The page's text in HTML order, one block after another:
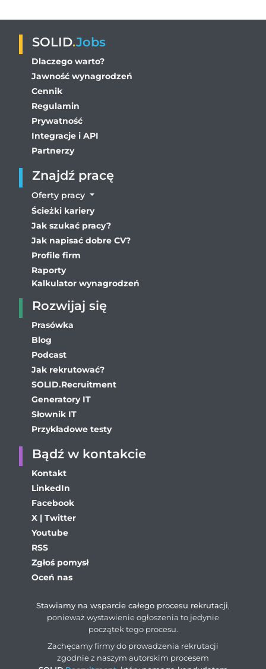
SOLID.Jobs
Dlaczego warto?
Jawność wynagrodzeń
Cennik
Regulamin
Prywatność
Integracje i API
Partnerzy
Znajdź pracę
Oferty pracy
Ścieżki kariery
Jak szukać pracy?
Jak napisać dobre CV?
Profile firm
Raporty
Kalkulator wynagrodzeń
Rozwijaj się
Prasówka
Blog
Podcast
Jak rekrutować?
SOLID.Recruitment
Generatory IT
Słownik IT
Przykładowe testy
Bądź w kontakcie
Kontakt
LinkedIn
Facebook
X | Twitter
Youtube
RSS
Zgłoś pomysł
Oceń nas
Stawiamy na wsparcie całego procesu rekrutacji,
ponieważ wystawienie ogłoszenia to jedynie
początek tego procesu.
Zachęcamy firmy do prowadzenia rekrutacji
zgodnie z naszym autorskim procesem